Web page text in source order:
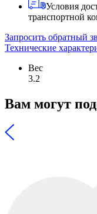
Условия
транспортной
Запросить обратный
Технические
Вес
3.2
Вам могут